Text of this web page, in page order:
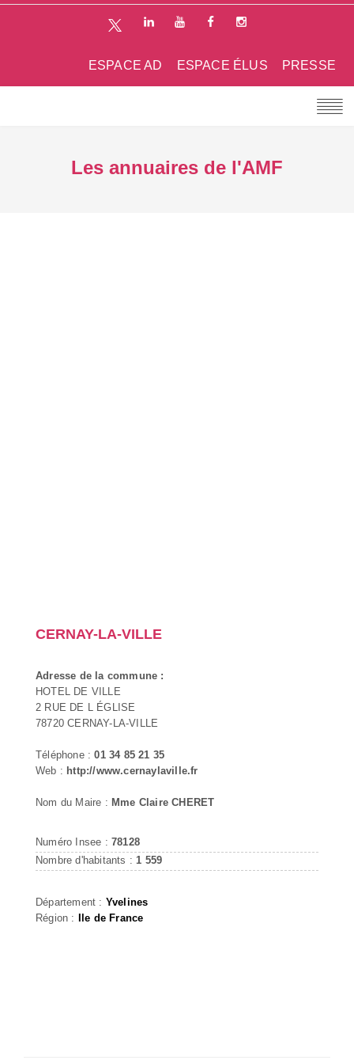
PRESSE
ESPACE ÉLUS
ESPACE AD
Les annuaires de l'AMF
CERNAY-LA-VILLE
Adresse de la commune :
HOTEL DE VILLE
2 RUE DE L ÉGLISE
78720 CERNAY-LA-VILLE
Téléphone :01 34 85 21 35
Web : http://www.cernaylaville.fr
Nom du Maire : Mme Claire CHERET
Numéro Insee : 78128
Nombre d'habitants : 1 559
Département : Yvelines
Région : Ile de France